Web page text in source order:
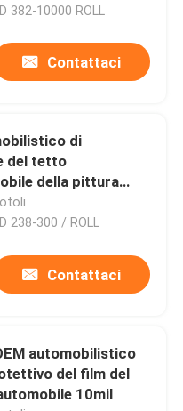
382-10000 ROLL
Contattaci
di
del tetto
della pittura
sgommatura
238-300 / ROLL
Contattaci
automobilistico
del film del
10mil